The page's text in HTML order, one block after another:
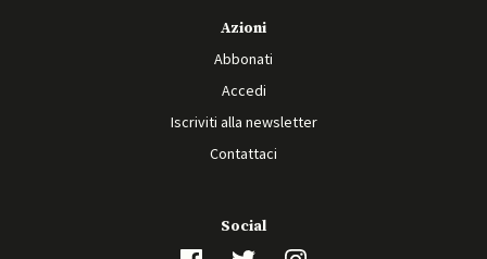
Azioni
Abbonati
Accedi
Iscriviti alla newsletter
Contattaci
Social